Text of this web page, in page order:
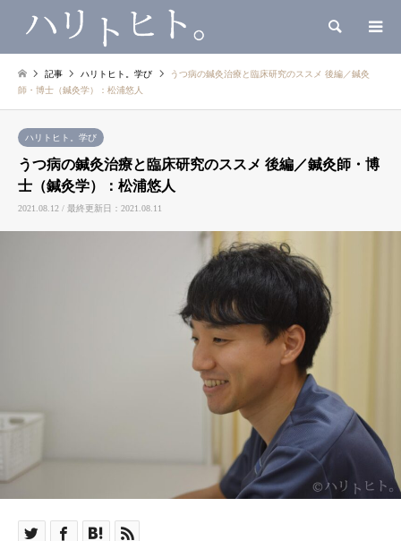
検索
記事 ハリトヒト。学び
うつ病の鍼灸治療と臨床研究のススメ 後編／鍼灸
師・博士（鍼灸学）：松浦悠人
ハリトヒト。学び
うつ病の鍼灸治療と臨床研究のススメ 後編／鍼灸師・博
士（鍼灸学）：松浦悠人
2021.08.12 / 最終更新日：2021.08.11